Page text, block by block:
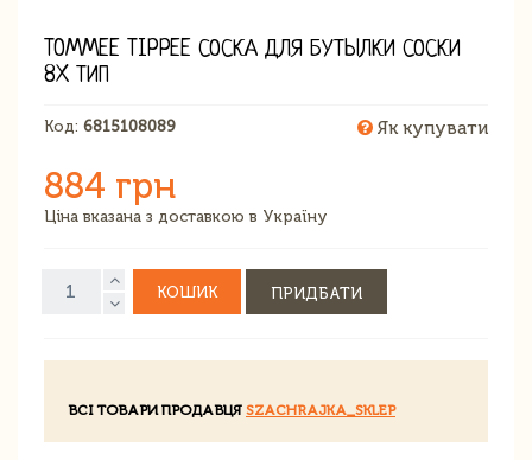
TOMMEE TIPPEE СОСКА ДЛЯ БУТЫЛКИ СОСКИ
8X ТИП
Код: 6815108089 Як купувати
884 грн
Ціна вказана з доставкою в Україну
КОШИК ПРИДБАТИ
ВСІ ТОВАРИ ПРОДАВЦЯ SZACHRAJKA_SKLEP